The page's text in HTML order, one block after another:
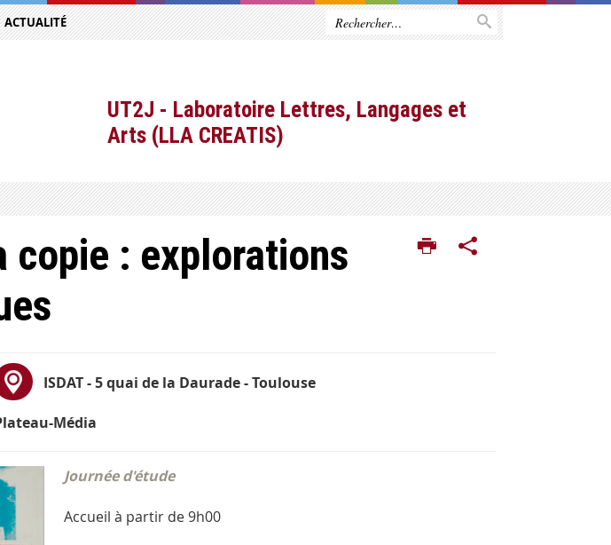
ACTUALITÉ
UT2J - Laboratoire Lettres, Langages et
Arts (LLA CREATIS)
copie : explorations
ISDAT- 5 quai de la Daurade - Toulouse
Média
Journée d'étude
Accueil à partir de 9h00